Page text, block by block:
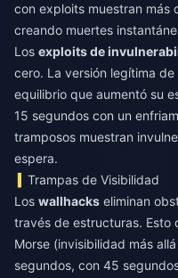
con exploits muestran más
creando muertes
Los exploits de
cero. La versión legítima
equilibrio que aumentó su
15 segundos con un
tramposos muestran
espera.
Trampas de Visibilidad
Los wallhacks eliminan
través de estructuras. Esto
Morse (invisibilidad más
segundos, con 45